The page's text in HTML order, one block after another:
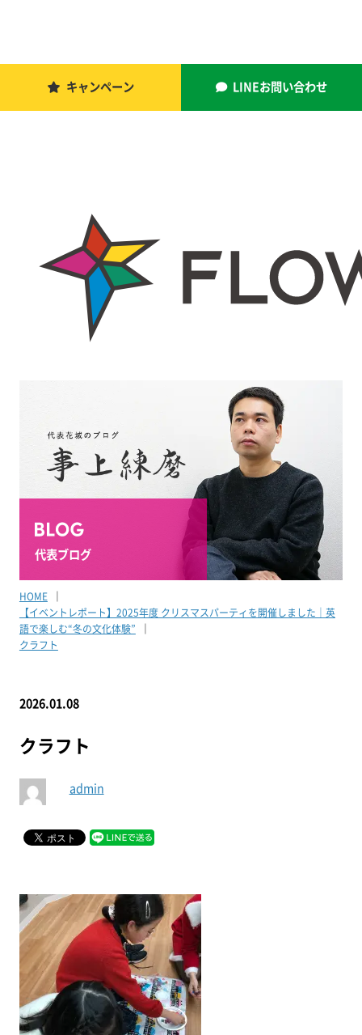
キャンペーン LINEお問い合わせ
代表ブログ
HOME
【イベントレポート】2025年度 クリスマスパーティを開催しました｜英
語で楽しむ“冬の文化体験”
クラフト
2026.01.08
クラフト
admin